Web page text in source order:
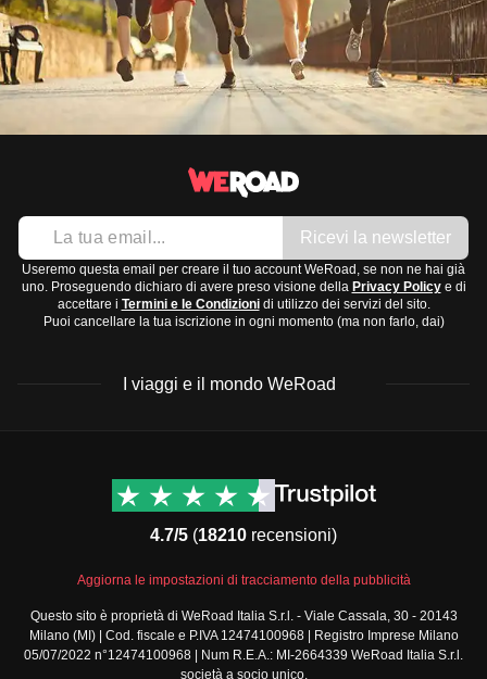
Ricevi la newsletter
Useremo questa email per creare il tuo account WeRoad, se non ne hai già
uno. Proseguendo dichiaro di avere preso visione della Privacy Policye di
accettare i Termini e le Condizionidi utilizzo dei servizi del sito.
Puoi cancellare la tua iscrizione in ogni momento (ma non farlo, dai)
I viaggi e il mondo WeRoad
Viaggi di gruppo Nord
Viaggi di gruppo Centro
Viaggi di gruppo Sud
America
Viaggi di gruppo Africa
Viaggi di gruppo Medio
Contatti
Termini e condizioni
Condizioni generali
standard
Policy annullamento
viaggio
4.7/5 (18210 recensioni)
Aggiorna le impostazioni di tracciamento della pubblicità
Questo sito è proprietà di WeRoad Italia S.r.l. - Viale Cassala, 30 - 20143
Milano (MI) | Cod. fiscale e P.IVA 12474100968 | Registro Imprese Milano
05/07/2022 n°12474100968 | Num R.E.A.: MI-2664339 WeRoad Italia S.r.l.
società a socio unico.